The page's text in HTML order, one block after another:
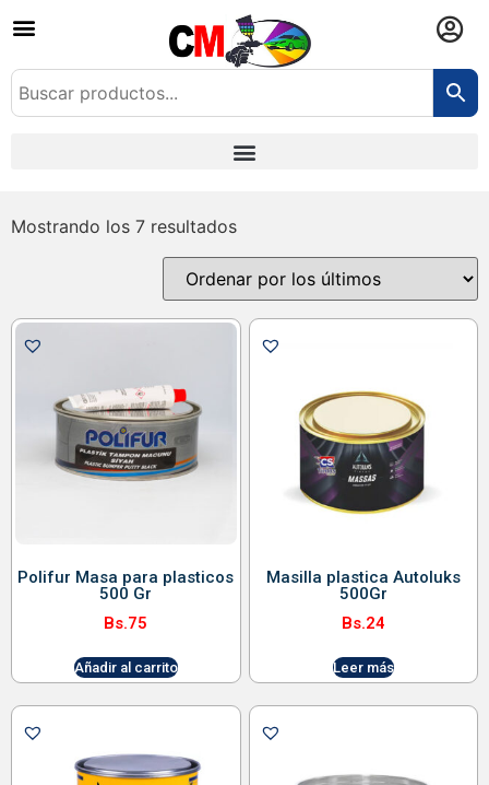
Mostrando los 7 resultados
Polifur Masa para plasticos
500 Gr
Bs.75
Añadir al carrito
Masilla plastica Autoluks
500Gr
Bs.24
Leer más